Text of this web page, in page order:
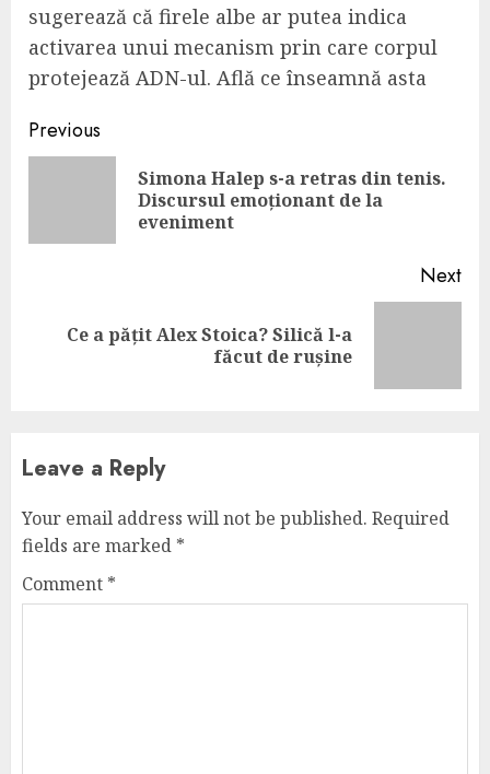
sugerează că firele albe ar putea indica
activarea unui mecanism prin care corpul
protejează ADN-ul. Află ce înseamnă asta
Continue
Reading
Previous
Simona Halep s-a retras din tenis.
Discursul emoționant de la
eveniment
Next
NextCe a pățit Alex Stoica? Silică l-a
făcut de rușine
Leave a Reply
Your email address will not be published. Required
fields are marked *
Comment *